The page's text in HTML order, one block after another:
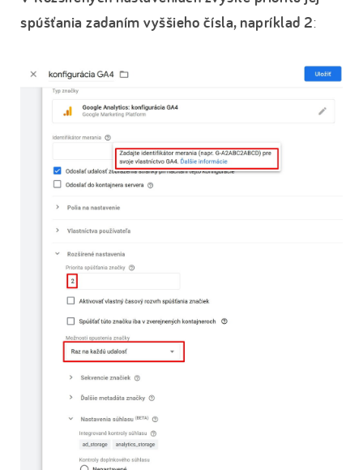
spúšťania zadaním vyššieho čísla, napríklad 2: